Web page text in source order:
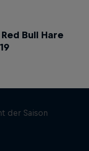
Bull Hare
der Saison